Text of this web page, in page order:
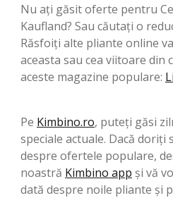
Nu ați găsit oferte pentru
Kaufland? Sau căutați o
Răsfoiți alte pliante online
aceasta sau cea viitoare din
aceste magazine populare:
Pe Kimbino.ro, puteți găsi
speciale actuale. Dacă doriți
despre ofertele populare,
noastră Kimbino app și vă
dată despre noile pliante și